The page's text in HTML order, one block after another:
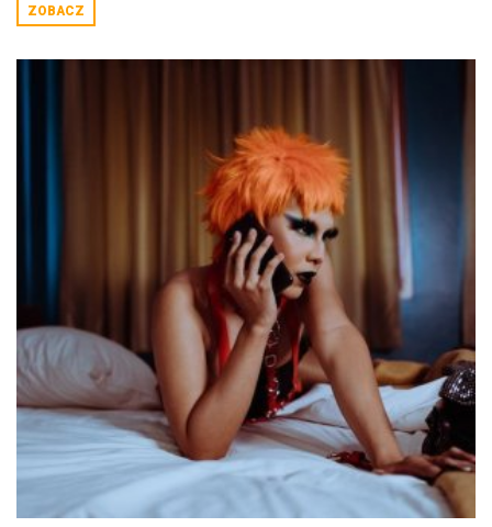
ZOBACZ